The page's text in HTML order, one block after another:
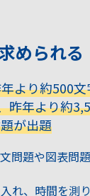
められる
より約500
昨年より約
が出題
問題や図表問
れ、時間を測